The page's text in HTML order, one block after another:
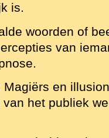
is.
woorden of
van
Magiërs en
het publiek